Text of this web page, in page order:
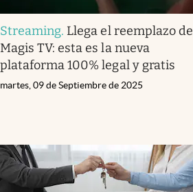
Streaming. Llega el reemplazo de
Magis TV: esta es la nueva
plataforma 100% legal y gratis
martes, 09 de Septiembre de 2025